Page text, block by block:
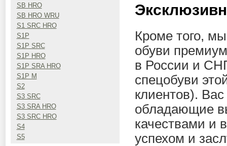
SB HRO
SB HRO WRU
S1 SRC HRO
S1P
S1P SRC
S1P HRO
S1P SRA HRO
S1P M
S2
S3 SRC
S3 SRA HRO
S3 SRC HRO
S4
S5
Кроме того,
обуви
в России и
спецобуви
клиентов).
обладающие
качествами и
успехом и